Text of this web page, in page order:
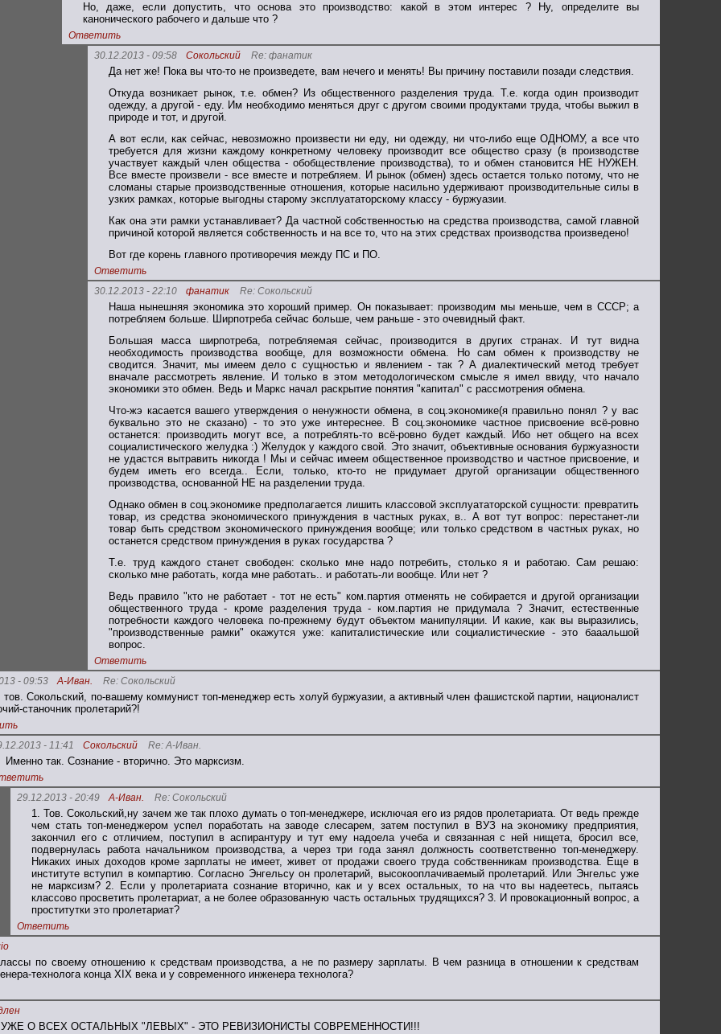
Но, даже, если допустить, что основа это производство: какой в этом интерес ? Ну, определите вы
канонического рабочего и дальше что ?
Ответить
30.12.2013 - 09:58
Сокольский Re: фанатик
Да нет же! Пока вы что-то не произведете, вам нечего и менять! Вы причину поставили позади следствия.
Откуда возникает рынок, т.е. обмен? Из общественного разделения труда. Т.е. когда один производит
одежду, а другой - еду. Им необходимо меняться друг с другом своими продуктами труда, чтобы выжил в
природе и тот, и другой.
А вот если, как сейчас, невозможно произвести ни еду, ни одежду, ни что-либо еще ОДНОМУ, а все что
требуется для жизни каждому конкретному человеку производит все общество сразу (в производстве
участвует каждый член общества - обобществление производства), то и обмен становится НЕ НУЖЕН.
Все вместе произвели - все вместе и потребляем. И рынок (обмен) здесь остается только потому, что не
сломаны старые производственные отношения, которые насильно удерживают производительные силы в
узких рамках, которые выгодны старому эксплуататорскому классу - буржуазии.
Как она эти рамки устанавливает? Да частной собственностью на средства производства, самой главной
причиной которой является собственность и на все то, что на этих средствах производства произведено!
Вот где корень главного противоречия между ПС и ПО.
Ответить
30.12.2013 - 22:10
фанатик Re: Сокольский
Наша нынешняя экономика это хороший пример. Он показывает: производим мы меньше, чем в СССР; а
потребляем больше. Ширпотреба сейчас больше, чем раньше - это очевидный факт.
Большая масса ширпотреба, потребляемая сейчас, производится в других странах. И тут видна
необходимость производства вообще, для возможности обмена. Но сам обмен к производству не
сводится. Значит, мы имеем дело с сущностью и явлением - так ? А диалектический метод требует
вначале рассмотреть явление. И только в этом методологическом смысле я имел ввиду, что начало
экономики это обмен. Ведь и Маркс начал раскрытие понятия "капитал" с рассмотрения обмена.
Что-жэ касается вашего утверждения о ненужности обмена, в соц.экономике(я правильно понял ? у вас
буквально это не сказано) - то это уже интереснее. В соц.экономике частное присвоение всё-ровно
останется: производить могут все, а потреблять-то всё-ровно будет каждый. Ибо нет общего на всех
социалистического желудка :) Желудок у каждого свой. Это значит, объективные основания буржуазности
не удастся вытравить никогда ! Мы и сейчас имеем общественное производство и частное присвоение, и
будем иметь его всегда.. Если, только, кто-то не придумает другой организации общественного
производства, основанной НЕ на разделении труда.
Однако обмен в соц.экономике предполагается лишить классовой эксплуататорской сущности: превратить
товар, из средства экономического принуждения в частных руках, в.. А вот тут вопрос: перестанет-ли
товар быть средством экономического принуждения вообще; или только средством в частных руках, но
останется средством принуждения в руках государства ?
Т.е. труд каждого станет свободен: сколько мне надо потребить, столько я и работаю. Сам решаю:
сколько мне работать, когда мне работать.. и работать-ли вообще. Или нет ?
Ведь правило "кто не работает - тот не есть" ком.партия отменять не собирается и другой организации
общественного труда - кроме разделения труда - ком.партия не придумала ? Значит, естественные
потребности каждого человека по-прежнему будут объектом манипуляции. И какие, как вы выразились,
"производственные рамки" окажутся уже: капиталистические или социалистические - это бааальшой
вопрос.
Ответить
- 09:53
А-Иван. Re: Сокольский
тов. Сокольский, по-вашему коммунист топ-менеджер есть холуй буржуазии, а активный член фашистской партии, националист
станочник пролетарий?!
- 11:41
Сокольский Re: А-Иван.
Именно так. Сознание - вторично. Это марксизм.
29.12.2013 - 20:49
А-Иван. Re: Сокольский
1. Тов. Сокольский,ну зачем же так плохо думать о топ-менеджере, исключая его из рядов пролетариата. От ведь прежде
чем стать топ-менеджером успел поработать на заводе слесарем, затем поступил в ВУЗ на экономику предприятия,
закончил его с отличием, поступил в аспирантуру и тут ему надоела учеба и связанная с ней нищета, бросил все,
подвернулась работа начальником производства, а через три года занял должность соответственно топ-менеджеру.
Никаких иных доходов кроме зарплаты не имеет, живет от продажи своего труда собственникам производства. Еще в
институте вступил в компартию. Согласно Энгельсу он пролетарий, высокооплачиваемый пролетарий. Или Энгельс уже
не марксизм? 2. Если у пролетариата сознание вторично, как и у всех остальных, то на что вы надеетесь, пытаясь
классово просветить пролетариат, а не более образованную часть остальных трудящихся? 3. И провокационный вопрос, а
проститутки это пролетариат?
Ответить
по своему отношению к средствам производства, а не по размеру зарплаты. В чем разница в отношении к средствам
технолога конца XIX века и у современного инженера технолога?
О ВСЕХ ОСТАЛЬНЫХ "ЛЕВЫХ" - ЭТО РЕВИЗИОНИСТЫ СОВРЕМЕННОСТИ!!!